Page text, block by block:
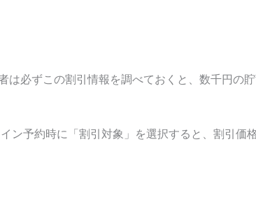
必ずこの割引情報を調べておくと、数千円の
予約時に「割引対象」を選択すると、割引価